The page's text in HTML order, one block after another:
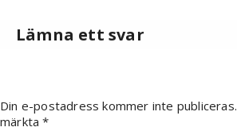
Lämna ett svar
Din e-postadress kommer inte publiceras.
märkta*